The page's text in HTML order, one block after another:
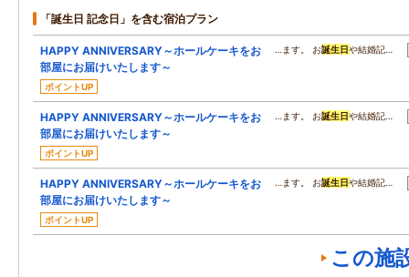
「誕生日 記念日」を含む宿泊プラン
HAPPY ANNIVERSARY～ホールケーキをお
部屋にお届けいたします～
ポイントUP
…ます。 お誕生日や結婚記…
HAPPY ANNIVERSARY～ホールケーキをお
部屋にお届けいたします～
ポイントUP
…ます。 お誕生日や結婚記…
HAPPY ANNIVERSARY～ホールケーキをお
部屋にお届けいたします～
ポイントUP
…ます。 お誕生日や結婚記…
この施